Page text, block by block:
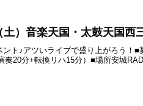
土）音楽天国・太鼓天国西
ト♪アツいライブで盛り上がろう！
20分+転換リハ15分）■場所安城